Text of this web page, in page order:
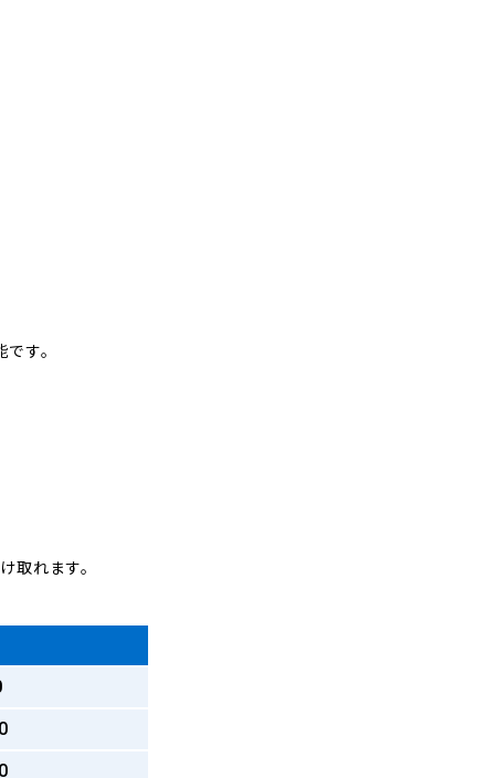
す。
取れます。